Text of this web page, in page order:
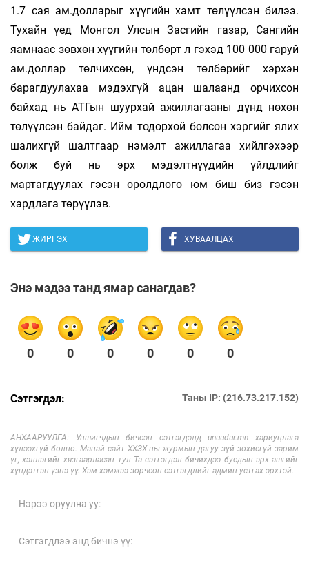
1.7 сая ам.долларыг хүүгийн хамт төлүүлсэн билээ.
Тухайн үед Монгол Улсын Засгийн газар, Сангийн
яамнаас зөвхөн хүүгийн төлбөрт л гэхэд 100 000 гаруй
ам.доллар төлчихсөн, үндсэн төлбөрийг хэрхэн
барагдуулахаа мэдэхгүй ацан шалаанд орчихсон
байхад нь АТГын шуурхай ажиллагааны дүнд нөхөн
төлүүлсэн байдаг. Ийм тодорхой болсон хэргийг ялих
шалихгүй шалтгаар нэмэлт ажиллагаа хийлгэхээр
болж буй нь эрх мэдэлтнүүдийн үйлдлийг
мартагдуулах гэсэн оролдлого юм биш биз гэсэн
хардлага төрүүлэв.
ЖИРГЭХ ХУВААЛЦАХ
Энэ мэдээ танд ямар санагдав?
0 0 0 0 0 0
Сэтгэгдэл: Таны IP: (216.73.217.152)
АНХААРУУЛГА: Уншигчдын бичсэн сэтгэгдэлд unuudur.mn хариуцлага
хүлээхгүй болно. Манай сайт ХХЗХ-ны журмын дагуу зүй зохисгүй зарим
үг, хэллэгийг хязгаарласан тул Та сэтгэгдэл бичихдээ бусдын эрх ашгийг
хүндэтгэн үзнэ үү. Хэм хэмжээ зөрчсөн сэтгэгдлийг админ устгах эрхтэй.